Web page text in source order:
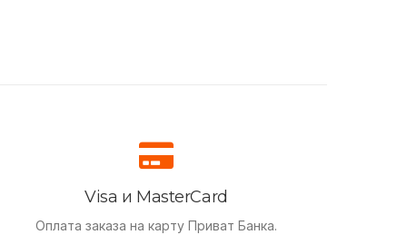
Visa и MasterCard
Оплата заказа на карту Приват Банка.